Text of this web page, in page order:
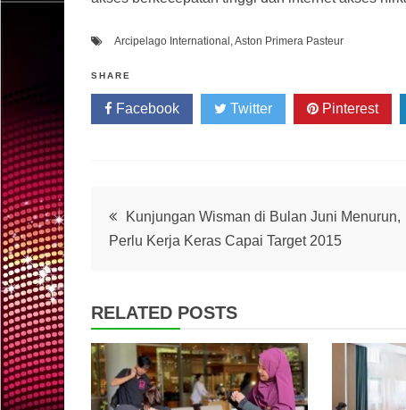
Arcipelago International ,Aston Primera Pasteur
SHARE
Facebook Twitter Pinterest
Post
navigation
Kunjungan Wisman di Bulan Juni Menurun,
Perlu Kerja Keras Capai Target 2015
RELATED POSTS